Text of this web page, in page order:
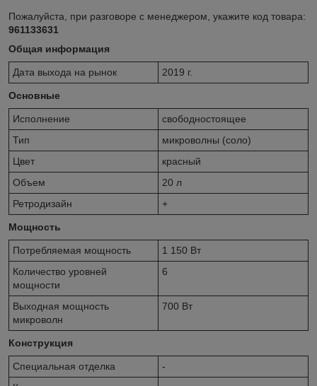
Пожалуйста, при разговоре с менеджером, укажите код товара:
961133631
Общая информация
Дата выхода на рынок 2019 г.
Основные
Исполнение
свободностоящее
Тип
микроволны (соло)
Цвет
красный
Объем
20 л
Ретродизайн
+
Мощность
Потребляемая мощность
1 150 Вт
Количество уровней
мощности
6
Выходная мощность
микроволн
700 Вт
Конструкция
Специальная отделка
-